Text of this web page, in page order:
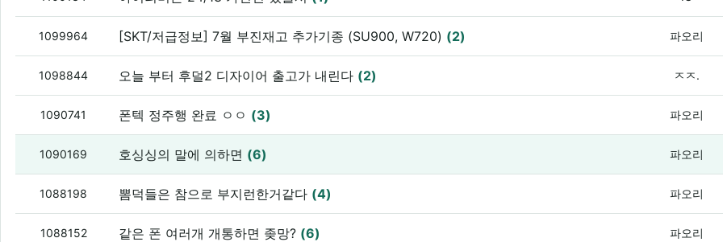
1099964 [SKT/저급정보] 7월 부진재고 추가기종 (SU900, W720) (2) 파오리
1098844 오늘 부터 후덜2 디자이어 출고가 내린다 (2) ㅈㅈ.
1090741 폰텍 정주행 완료 ㅇㅇ (3) 파오리
1090169 호싱싱의 말에 의하면 (6) 파오리
1088198 뽐덕들은 참으로 부지런한거같다 (4) 파오리
1088152 같은 폰 여러개 개통하면 좆망? (6) 파오리